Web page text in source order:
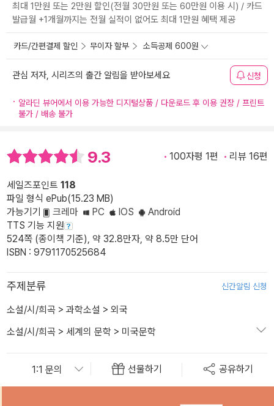
최대 1만원 또는 2만원 할인(전월 30만원 또는 60만원 이용 시) / 카드
발급월 +1개월까지는 전월 실적이 없어도 최대 1만원 혜택 제공
카드/간편결제 할인 무이자 할부 소득공제 600원
관심 저자, 시리즈의 출간 알림을 받아보세요 신청
알라딘 뷰어에서 이용 가능한 디지털상품 / 다운로드 후 이용 권장 / 프린트
불가 / 배송 불가
9.3 100자평 1편 리뷰 16편
세일즈포인트 118
파일 형식 ePub(15.23 MB)
가능기기
크레마 PC IOS
Android
TTS 기능 지원
524쪽 (종이책 기준), 약 32.8만자, 약 8.5만 단어
ISBN : 9791170525684
주제분류 신간알림 신청
소설/시/희곡 > 과학소설 > 외국
소설/시/희곡 > 세계의 문학 > 미국문학
선물하기 공유하기